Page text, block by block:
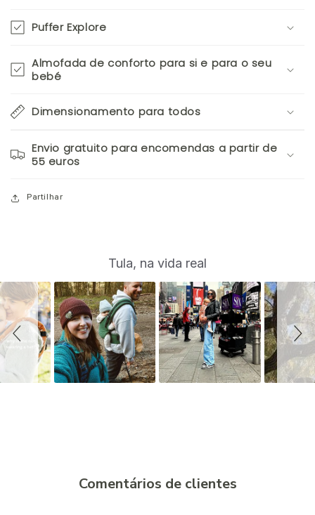
Puffer Explore
Almofada de conforto para si e para o seu
bebé
Dimensionamento para todos
Envio gratuito para encomendas a partir de
55 euros
Partilhar
i
d
e
s
h
o
Tula, na vida real
Comentários de clientes